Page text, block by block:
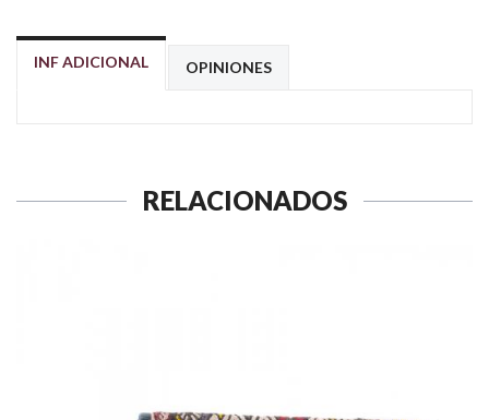
INF ADICIONAL OPINIONES
RELACIONADOS